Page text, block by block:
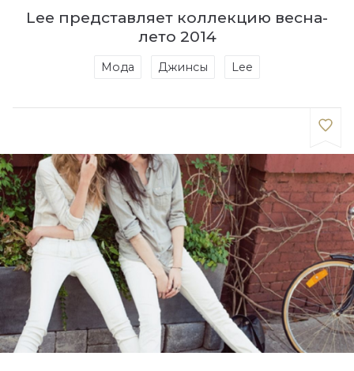
Lee представляет коллекцию весна-
лето 2014
Мода Джинсы Lee